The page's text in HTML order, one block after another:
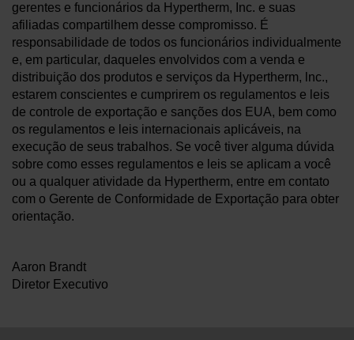
gerentes e funcionários da Hypertherm, Inc. e suas
afiliadas compartilhem desse compromisso. É
responsabilidade de todos os funcionários individualmente
e, em particular, daqueles envolvidos com a venda e
distribuição dos produtos e serviços da Hypertherm, lnc.,
estarem conscientes e cumprirem os regulamentos e leis
de controle de exportação e sanções dos EUA, bem como
os regulamentos e leis internacionais aplicáveis, na
execução de seus trabalhos. Se você tiver alguma dúvida
sobre como esses regulamentos e leis se aplicam a você
ou a qualquer atividade da Hypertherm, entre em contato
com o Gerente de Conformidade de Exportação para obter
orientação.
Aaron Brandt
Diretor Executivo